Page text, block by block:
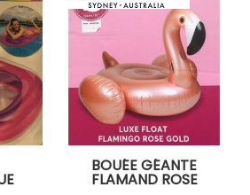
BOUÉE GÉANTE
FLAMAND ROSE